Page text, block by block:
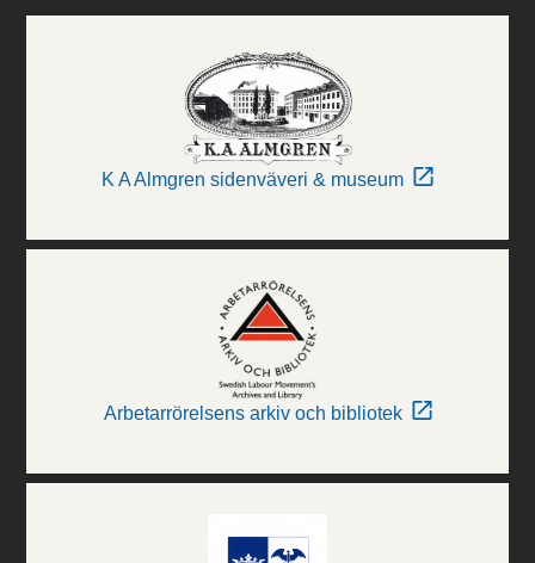
K A Almgren sidenväveri & museum
Arbetarrörelsens arkiv och bibliotek